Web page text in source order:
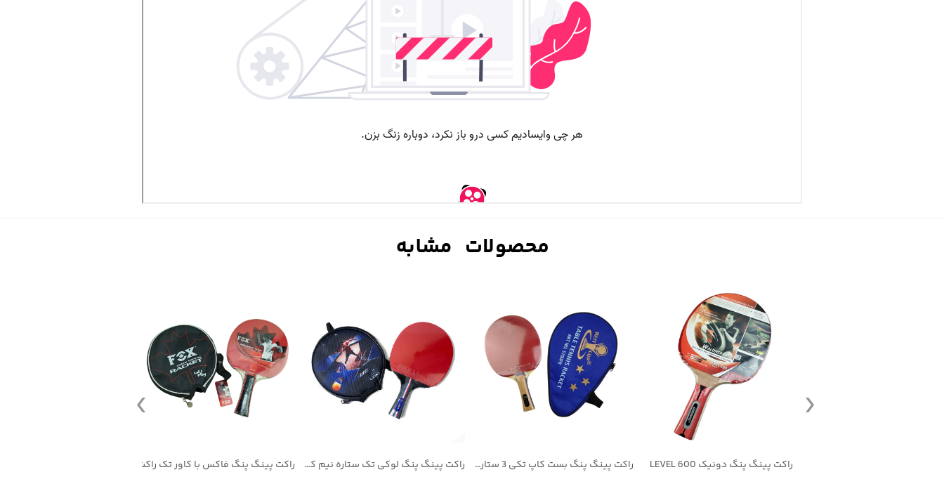
راکت پینگ پنگ دونیک LEVEL 600 راکت پینگ پنگ بست کاپ تکی 3 ستاره به همراه کیف راکت پینگ پنگ لوکی تک ستاره نیم کیف راکت پینگ پنگ فاکس با کاور تک راکت